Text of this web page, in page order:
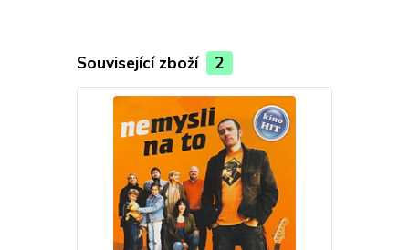
Související zboží 2